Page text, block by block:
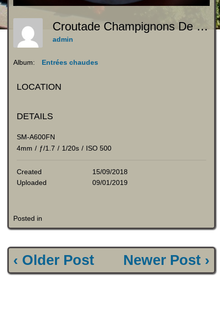
Croutade Champignons De Bois Et Son Filet De Caille
admin
Album: Entrées chaudes
LOCATION
DETAILS
SM-A600FN
4mm / ƒ/1.7 / 1/20s / ISO 500
Created
15/09/2018
Uploaded
09/01/2019
Posted in
‹ Older Post Newer Post ›